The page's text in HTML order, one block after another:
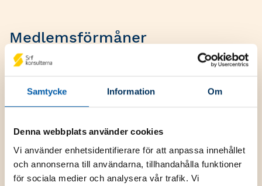
Samtycke Information Om
Denna webbplats använder cookies
Vi använder enhetsidentifierare för att anpassa innehållet
och annonserna till användarna, tillhandahålla funktioner
för sociala medier och analysera vår trafik. Vi
Medlemsförmåner
De förmåner man får ta del av bestäms baserat
på vilken servicenivå man valt. Här är ett urval
av förmåner.
(premiumartiklar på tidningenkonsulten.se,
nyhetsbrev med mera)
Srf konsulternas e-bibliotek med
branschlitteratur och e-böcker